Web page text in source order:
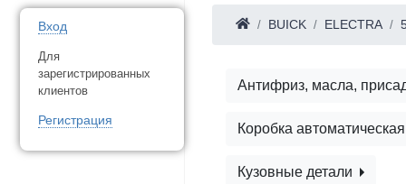
Вход
Для
зарегистрированных
клиентов
Регистрация
BUICK ELECTRA
Антифриз, масла,
Коробка
Кузовные детали